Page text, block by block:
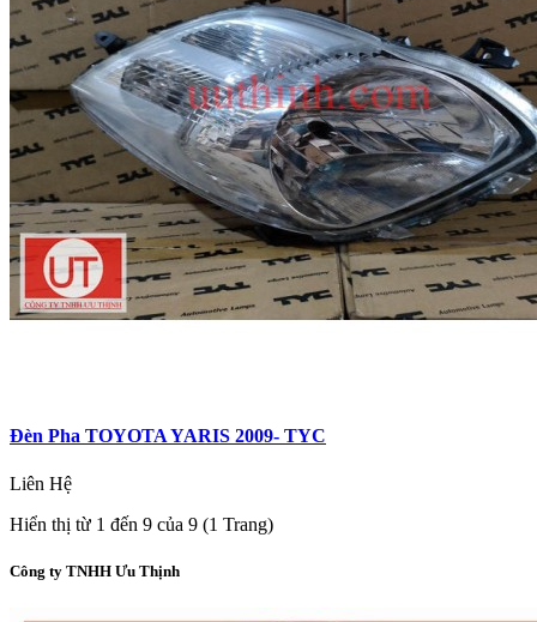
Đèn Pha TOYOTA YARIS 2009- TYC
Liên Hệ
Hiển thị từ 1 đến 9 của 9 (1 Trang)
Công ty TNHH Ưu Thịnh